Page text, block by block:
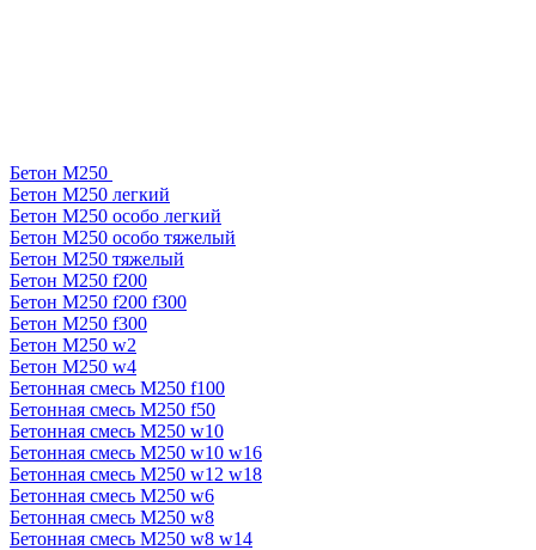
Бетон М250
Бетон М250 легкий
Бетон М250 особо легкий
Бетон М250 особо тяжелый
Бетон М250 тяжелый
Бетон М250 f200
Бетон М250 f200 f300
Бетон М250 f300
Бетон М250 w2
Бетон М250 w4
Бетонная смесь М250 f100
Бетонная смесь М250 f50
Бетонная смесь М250 w10
Бетонная смесь М250 w10 w16
Бетонная смесь М250 w12 w18
Бетонная смесь М250 w6
Бетонная смесь М250 w8
Бетонная смесь М250 w8 w14